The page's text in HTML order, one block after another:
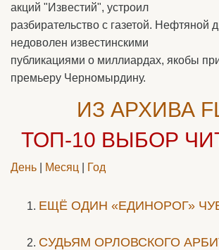
акций "Известий", устроил
разбирательство с газетой. Нефтяной
недоволен известинскими
публикациями о миллиардах, якобы
премьеру Черномырдину.
ИЗ АРХИВА
ТОП-10 ВЫБОР
День Месяц Год
ЕЩЁ ОДИН «ЕДИНОРОГ»
CУДЬЯМ ОРЛОВСКОГО